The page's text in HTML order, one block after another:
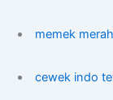
memek
cewek indo